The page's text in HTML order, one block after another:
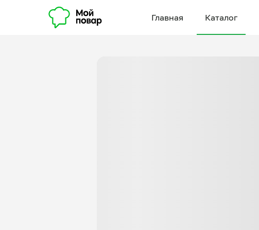
Главная Каталог